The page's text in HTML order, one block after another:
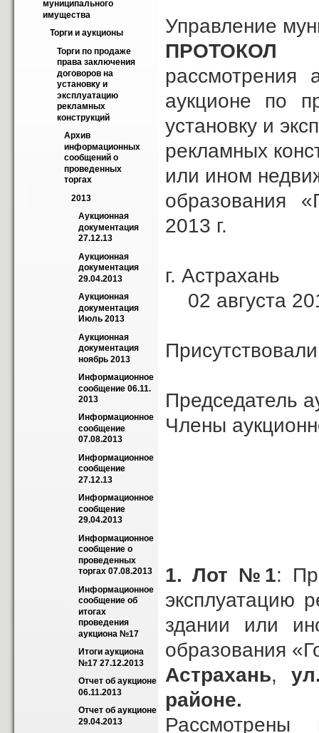
муниципального
имущества
Торги и аукционы
Торги по продаже
права заключения
договоров на
установку и
эксплуатацию
рекламных
конструкций
Архив
информационных
сообщений о
проведенных
торгах
2013
Аукционная
документация
27.12.13
Аукционная
документация
29.04.2013
Аукционная
документация
Июль 2013
Аукционная
документация
ноябрь 2013
Информационное
сообщение 06.11.
2013
Информационное
сообщение
07.08.2013
Информационное
сообщение
27.12.13
Информационное
сообщение
29.04.2013
Информационное
сообщение о
проведенных
торгах 07.08.2013
Информационное
сообщение об
итогах
проведения
аукциона №17
Итоги аукциона
№17 27.12.2013
Отчет об аукционе
06.11.2013
Отчет об аукционе
29.04.2013
Управление
ПРОТОКОЛ
рассмотрения
аукционе по
установку и
рекламных
или ином
образования
2013 г.
г.
02 августа
Председатель
Члены
1. Лот №1:
эксплуатацию
здании или
образования
Астрахань,
районе.